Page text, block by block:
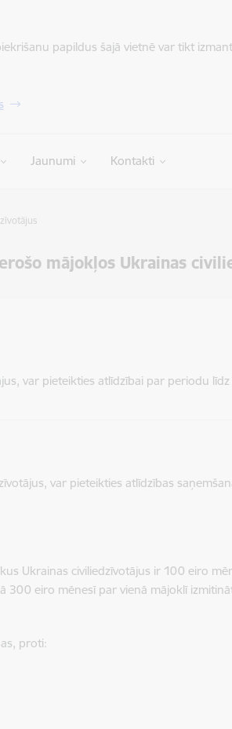
papildus šajā vietnē var tikt
Jaunumi Kontakti
mājokļos Ukrainas
var pieteikties atlīdzībai par periodu
var pieteikties atlīdzības
Ukrainas civiliedzīvotājus ir 100 eiro
300 eiro mēnesī par vienā mājoklī
proti: